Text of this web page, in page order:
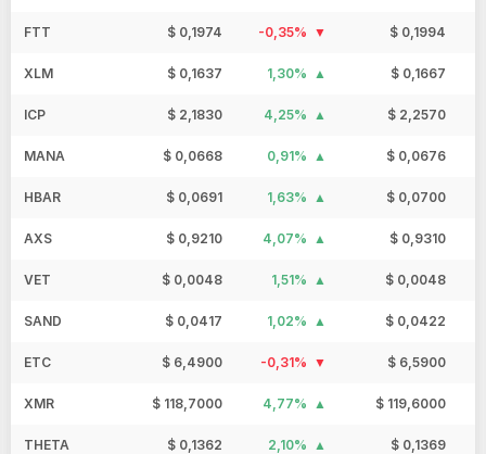
FTT $ 0,1974 -0,35% $ 0,1994
XLM $ 0,1637 1,30% $ 0,1667
ICP $ 2,1830 4,25% $ 2,2570
MANA $ 0,0668 0,91% $ 0,0676
HBAR $ 0,0691 1,63% $ 0,0700
AXS $ 0,9210 4,07% $ 0,9310
VET $ 0,0048 1,51% $ 0,0048
SAND $ 0,0417 1,02% $ 0,0422
ETC $ 6,4900 -0,31% $ 6,5900
XMR $ 118,7000 4,77% $ 119,6000
THETA $ 0,1362 2,10% $ 0,1369